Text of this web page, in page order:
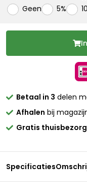
Geen 5%
Betaal in 3 delen
Afhalen bij
Gratis
Specificaties